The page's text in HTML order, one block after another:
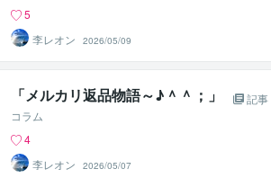
5
李レオン
2026/05/09
「メルカリ返品物語～♪＾＾；」
記事
コラム
4
李レオン
2026/05/07